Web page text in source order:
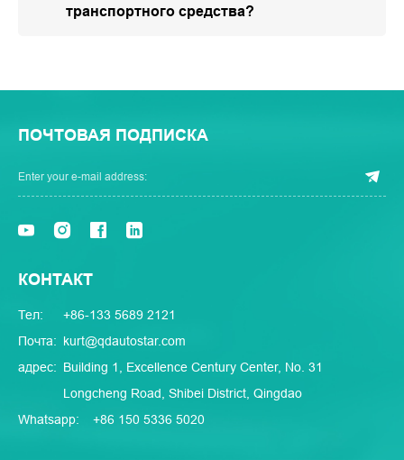
транспортного средства?
ПОЧТОВАЯ ПОДПИСКА
КОНТАКТ
Тел:
+86-133 5689 2121
Почта: kurt@qdautostar.com
адрес: Building 1, Excellence Century Center, No. 31
Longcheng Road, Shibei District, Qingdao
Whatsapp:
+86 150 5336 5020